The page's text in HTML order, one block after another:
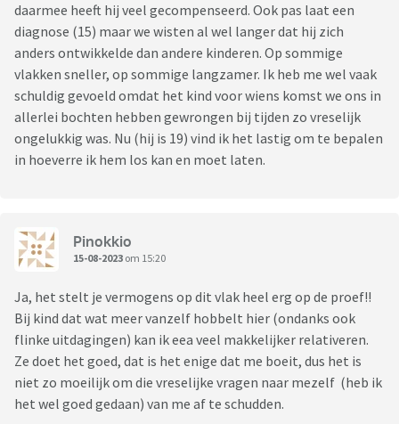
daarmee heeft hij veel gecompenseerd. Ook pas laat een
diagnose (15) maar we wisten al wel langer dat hij zich
anders ontwikkelde dan andere kinderen. Op sommige
vlakken sneller, op sommige langzamer. Ik heb me wel vaak
schuldig gevoeld omdat het kind voor wiens komst we ons in
allerlei bochten hebben gewrongen bij tijden zo vreselijk
ongelukkig was. Nu (hij is 19) vind ik het lastig om te bepalen
in hoeverre ik hem los kan en moet laten.
Pinokkio
15-08-2023 om 15:20
Ja, het stelt je vermogens op dit vlak heel erg op de proef!!
Bij kind dat wat meer vanzelf hobbelt hier (ondanks ook
flinke uitdagingen) kan ik eea veel makkelijker relativeren.
Ze doet het goed, dat is het enige dat me boeit, dus het is
niet zo moeilijk om die vreselijke vragen naar mezelf (heb ik
het wel goed gedaan) van me af te schudden.